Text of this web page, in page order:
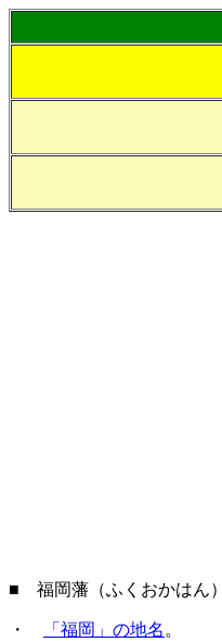
■ 福岡藩（ふくおかはん
・ 「福岡」の地名 。